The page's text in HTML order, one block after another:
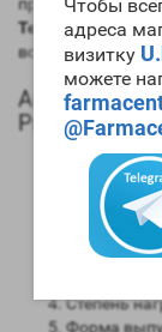
Чтобы
адреса
визитку
можете
Testosterone
всем
Propionate
мужским
Степень
Форма